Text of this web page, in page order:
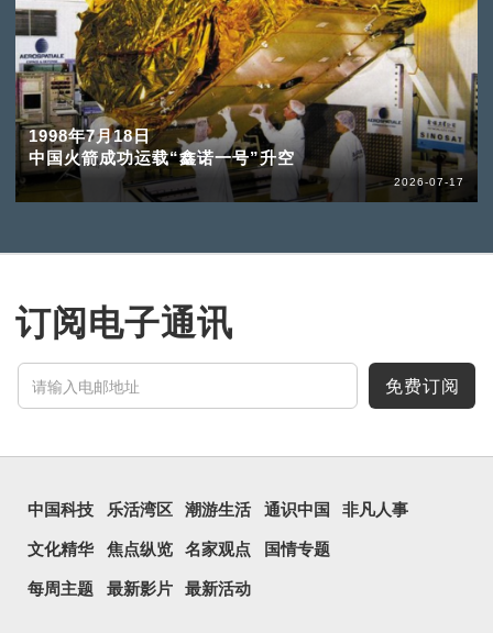
1998年7月18日
中国火箭成功运载“鑫诺一号”升空
2026-07-17
订阅电子通讯
免费订阅
中国科技 乐活湾区 潮游生活 通识中国 非凡人事
文化精华 焦点纵览 名家观点 国情专题
每周主题 最新影片 最新活动